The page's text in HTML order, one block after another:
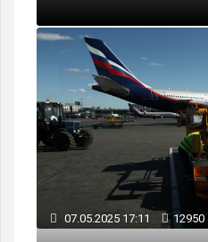
07.05.2025 17:11 12950